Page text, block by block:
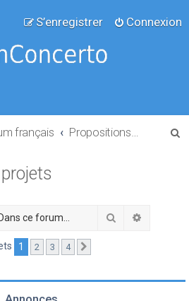
Connexion
S’enregistrer
français
Rechercher
1 2 3 4